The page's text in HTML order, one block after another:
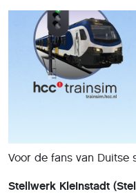
Voor de fans van Duitse
Stellwerk Kleinstadt